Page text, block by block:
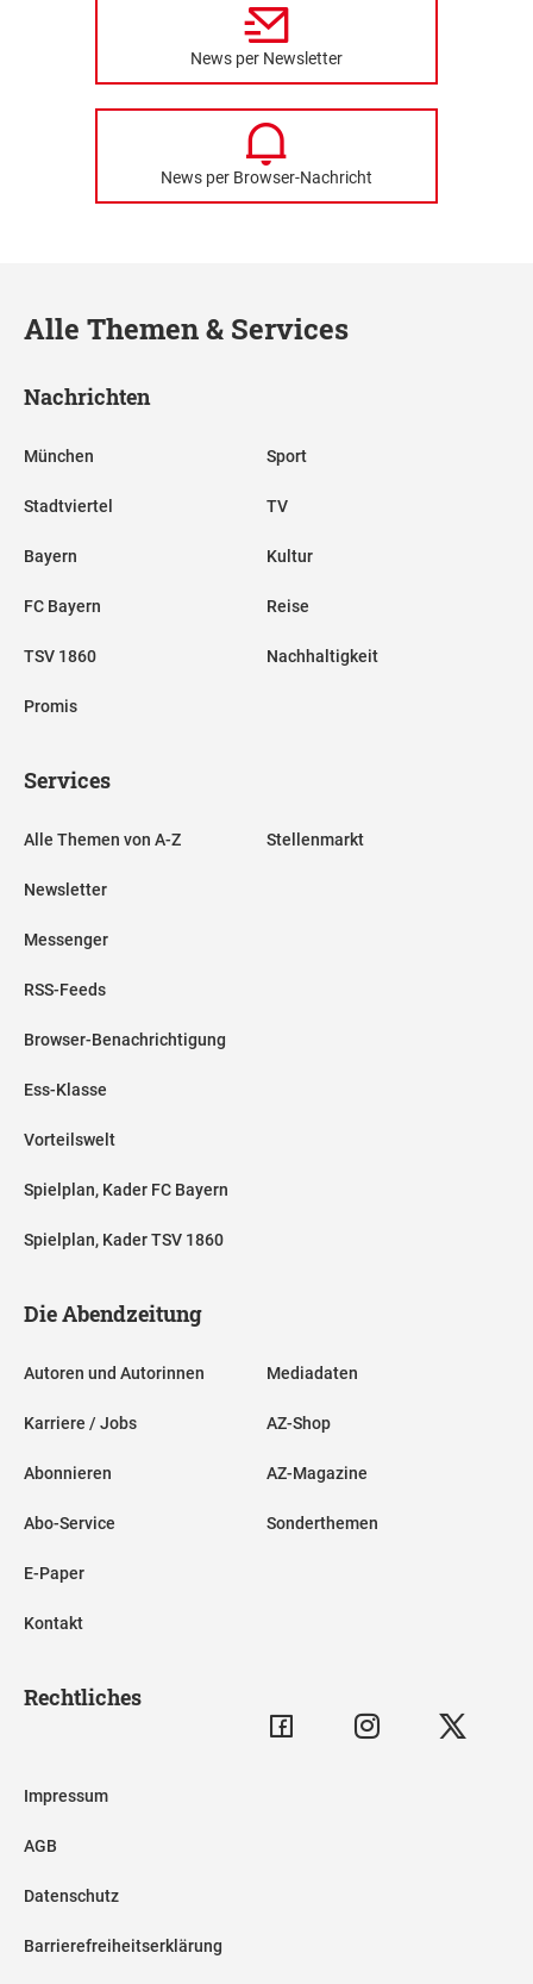
News per Newsletter
News per Browser-Nachricht
Alle Themen & Services
Nachrichten
München
Stadtviertel
Bayern
FC Bayern
TSV 1860
Promis
Sport
TV
Kultur
Reise
Nachhaltigkeit
Services
Alle Themen von A-Z
Newsletter
Messenger
RSS-Feeds
Browser-Benachrichtigung
Ess-Klasse
Vorteilswelt
Spielplan, Kader FC Bayern
Spielplan, Kader TSV 1860
Stellenmarkt
Die Abendzeitung
Autoren und Autorinnen
Karriere / Jobs
Abonnieren
Abo-Service
E-Paper
Kontakt
Mediadaten
AZ-Shop
AZ-Magazine
Sonderthemen
Rechtliches
Impressum
AGB
Datenschutz
Barrierefreiheitserklärung